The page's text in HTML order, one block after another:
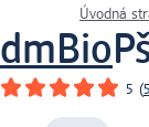
Úvodná
dmBio
5 (